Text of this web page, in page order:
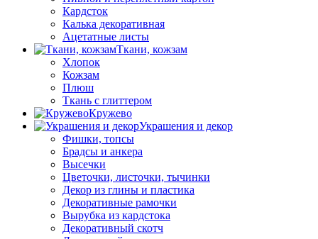
Кардсток
Калька декоративная
Ацетатные листы
Ткани, кожзам
Хлопок
Кожзам
Плюш
Ткань с глиттером
Кружево
Украшения и декор
Фишки, топсы
Брадсы и анкера
Высечки
Цветочки, листочки, тычинки
Декор из глины и пластика
Декоративные рамочки
Вырубка из кардстока
Декоративный скотч